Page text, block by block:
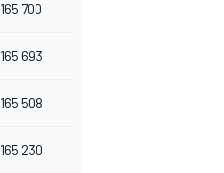
165.700
165.693
165.508
165.230